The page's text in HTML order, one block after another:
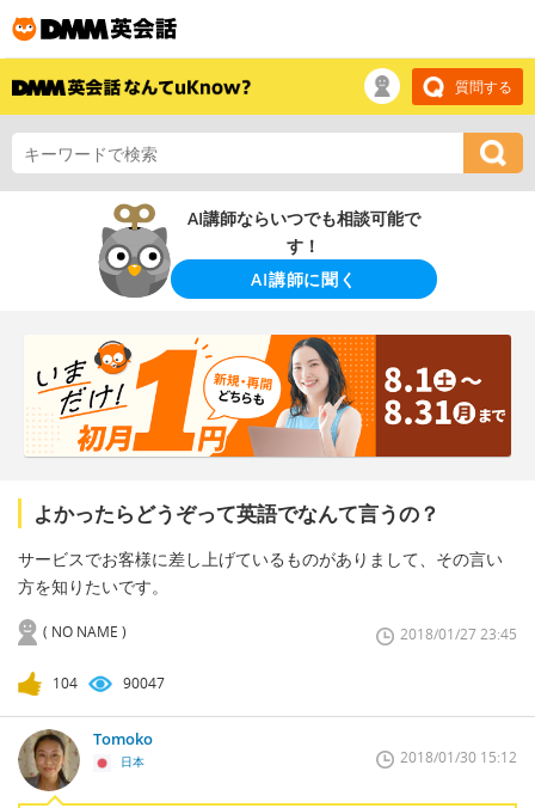
質問する
AI講師ならいつでも相談可能で
す！
AI講師に聞く
よかったらどうぞって英語でなんて言うの？
サービスでお客様に差し上げているものがありまして、その言い
方を知りたいです。
( NO NAME ) 2018/01/27 23:45
104 90047
Tomoko
日本 2018/01/30 15:12